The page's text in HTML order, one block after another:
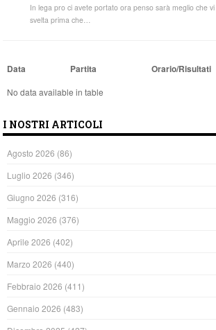
In lega pro ci avete portato ora penso sarà meglio che
svelta prima che…
Data Partita Orario/Risultati
No data available in table
I NOSTRI ARTICOLI
Agosto 2026 (86)
Luglio 2026 (346)
Giugno 2026 (316)
Maggio 2026 (376)
Aprile 2026 (402)
Marzo 2026 (440)
Febbraio 2026 (411)
Gennaio 2026 (483)